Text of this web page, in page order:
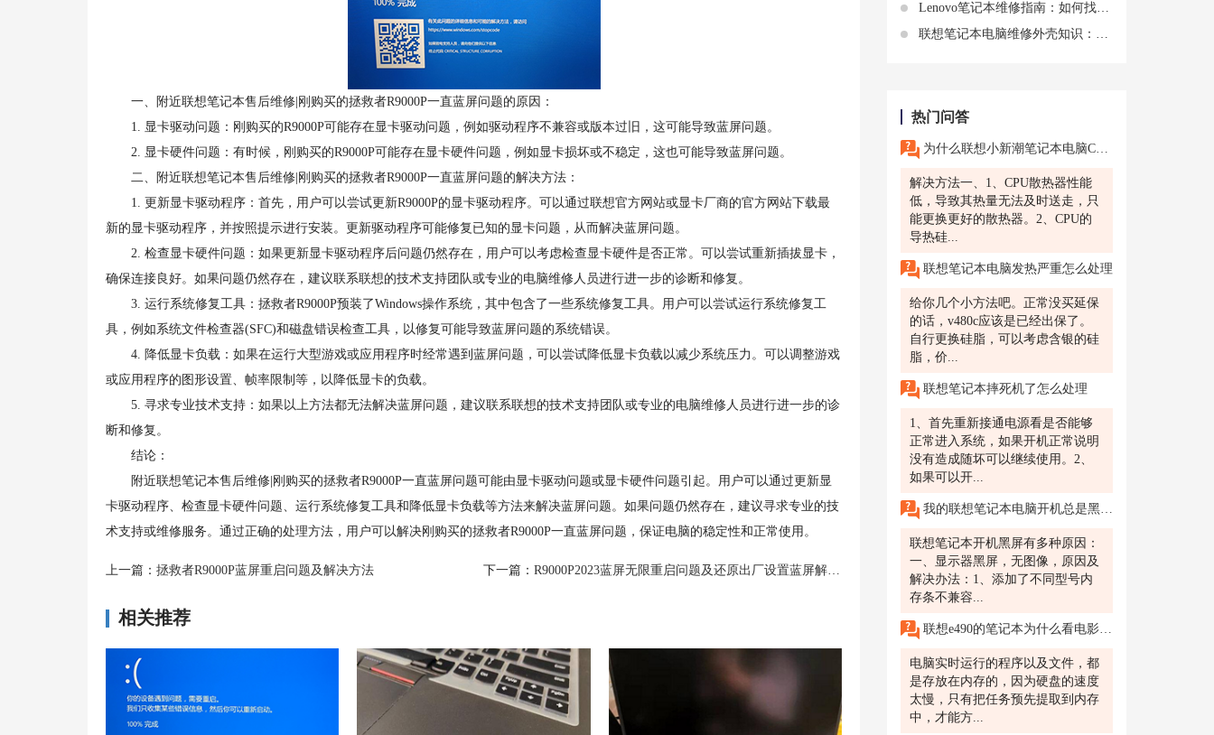
一、附近联想笔记本售后维修|刚购买的拯救者R9000P一直蓝屏问题的原因：
1. 显卡驱动问题：刚购买的R9000P可能存在显卡驱动问题，例如驱动程序不兼容或版本过旧，这可能导致蓝屏问题。
2. 显卡硬件问题：有时候，刚购买的R9000P可能存在显卡硬件问题，例如显卡损坏或不稳定，这也可能导致蓝屏问题。
二、附近联想笔记本售后维修|刚购买的拯救者R9000P一直蓝屏问题的解决方法：
1. 更新显卡驱动程序：首先，用户可以尝试更新R9000P的显卡驱动程序。可以通过联想官方网站或显卡厂商的官方网站下载最
新的显卡驱动程序，并按照提示进行安装。更新驱动程序可能修复已知的显卡问题，从而解决蓝屏问题。
2. 检查显卡硬件问题：如果更新显卡驱动程序后问题仍然存在，用户可以考虑检查显卡硬件是否正常。可以尝试重新插拔显卡，
确保连接良好。如果问题仍然存在，建议联系联想的技术支持团队或专业的电脑维修人员进行进一步的诊断和修复。
3. 运行系统修复工具：拯救者R9000P预装了Windows操作系统，其中包含了一些系统修复工具。用户可以尝试运行系统修复工
具，例如系统文件检查器(SFC)和磁盘错误检查工具，以修复可能导致蓝屏问题的系统错误。
4. 降低显卡负载：如果在运行大型游戏或应用程序时经常遇到蓝屏问题，可以尝试降低显卡负载以减少系统压力。可以调整游戏
或应用程序的图形设置、帧率限制等，以降低显卡的负载。
5. 寻求专业技术支持：如果以上方法都无法解决蓝屏问题，建议联系联想的技术支持团队或专业的电脑维修人员进行进一步的诊
断和修复。
结论：
附近联想笔记本售后维修|刚购买的拯救者R9000P一直蓝屏问题可能由显卡驱动问题或显卡硬件问题引起。用户可以通过更新显
卡驱动程序、检查显卡硬件问题、运行系统修复工具和降低显卡负载等方法来解决蓝屏问题。如果问题仍然存在，建议寻求专业的技
术支持或维修服务。通过正确的处理方法，用户可以解决刚购买的拯救者R9000P一直蓝屏问题，保证电脑的稳定性和正常使用。
上一篇： 拯救者R9000P蓝屏重启问题及解决方法 下一篇： R9000P2023蓝屏无限重启问题及还原出厂设置蓝屏解决方法
相关推荐
Lenovo笔记本维修指南：如何找到合适的维修点
联想笔记本电脑维修外壳知识：联想笔记本弯曲能修吗
热门问答
为什么联想小新潮笔记本电脑CPU过高?
解决方法一、1、CPU散热器性能
低，导致其热量无法及时送走，只
能更换更好的散热器。2、CPU的
导热硅...
联想笔记本电脑发热严重怎么处理
给你几个小方法吧。正常没买延保
的话，v480c应该是已经出保了。
自行更换硅脂，可以考虑含银的硅
脂，价...
联想笔记本摔死机了怎么处理
1、首先重新接通电源看是否能够
正常进入系统，如果开机正常说明
没有造成随坏可以继续使用。2、
如果可以开...
我的联想笔记本电脑开机总是黑屏,无限重启是为什么?
联想笔记本开机黑屏有多种原因：
一、显示器黑屏，无图像，原因及
解决办法：1、添加了不同型号内
存条不兼容...
联想e490的笔记本为什么看电影就看了一会就提示内存资源90%以上啊？
电脑实时运行的程序以及文件，都
是存放在内存的，因为硬盘的速度
太慢，只有把任务预先提取到内存
中，才能方...